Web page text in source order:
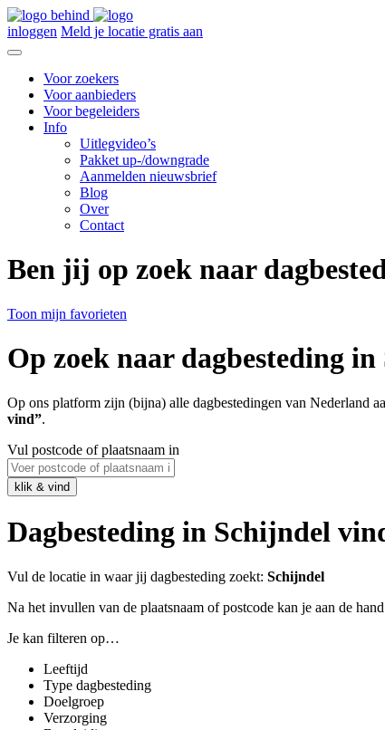
inloggen Meld je locatie gratis aan
Voor zoekers
Voor aanbieders
Voor begeleiders
Info
Uitlegvideo’s
Pakket up-/downgrade
Aanmelden nieuwsbrief
Blog
Over
Contact
Ben jij op zoek naar
Toon mijn favorieten
Op zoek naar dagbesteding
Op ons platform zijn (bijna) alle dagbestedingen van Nederland
vind”.
Vul postcode of plaatsnaam in
Dagbesteding in Schijndel
Vul de locatie in waar jij dagbesteding zoekt: Schijndel
Na het invullen van de plaatsnaam of postcode kan je aan de
Je kan filteren op…
Leeftijd
Type dagbesteding
Doelgroep
Verzorging